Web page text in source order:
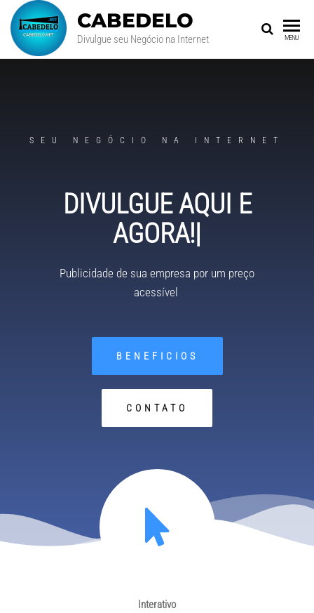
CABEDELO
Divulgue seu Negócio na Internet MENU
SEU NEGÓCIO NA INTERNET
DIVULGUE AQUI E
AGORA!|
Publicidade de sua empresa por um preço
acessível
BENEFICIOS
CONTATO
Interativo